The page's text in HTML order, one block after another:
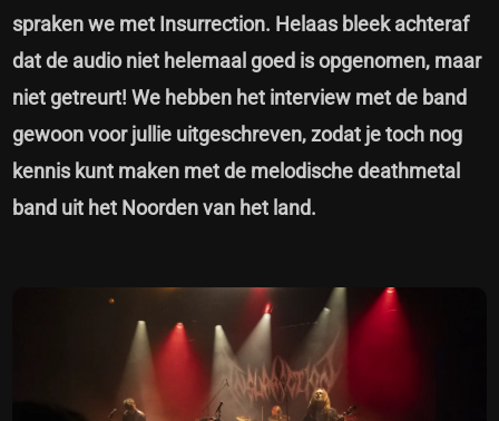
spraken we met Insurrection. Helaas bleek achteraf
dat de audio niet helemaal goed is opgenomen, maar
niet getreurt! We hebben het interview met de band
gewoon voor jullie uitgeschreven, zodat je toch nog
kennis kunt maken met de melodische deathmetal
band uit het Noorden van het land.